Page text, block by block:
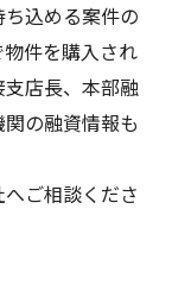
込める案件の
件を購入され
店長、本部融
の融資情報も
ご相談くださ